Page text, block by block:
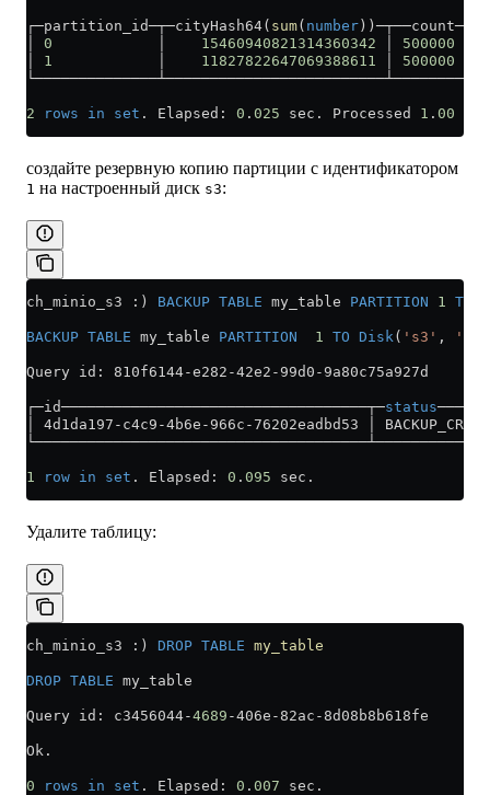
┌─partition_id─┬─cityHash64( sum( number))─┬──count─┐
0 15460940821314360342 500000
1 11827822647069388611 500000
└──────────────┴─────────────────────────┴────────┘
2 rows in set . Elapsed: 0 . 025 sec. Processed 1 . 00
создайте резервную копию партиции с идентификатором
1 на настроенный диск s3:
ch_minio_s3 :) BACKUP TABLE my_table PARTITION 1 TO
BACKUP TABLE my_table PARTITION
  1
TO Disk ( 's3' ,
Query id: 810f6144-e282 -42e2 - 99d0 - 9a80c75a927d
┌─id───────────────────────────────────┬─status
│ 4d1da197 - c4c9 -4b6e - 966c -76202eadbd53 │
1 row in set . Elapsed: 0 . 095 sec.
Удалите таблицу:
ch_minio_s3 :) DROP TABLE my_table
DROP TABLE my_table
Query id: c3456044-4689 -406e -82ac -8d08b8b618fe
Ok.
0 rows in set . Elapsed: 0 . 007 sec.